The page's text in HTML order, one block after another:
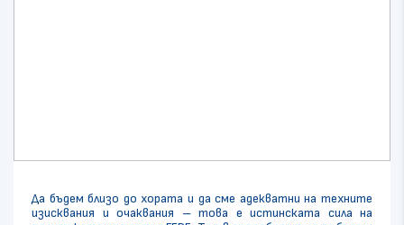
Да бъдем близо до хората и да сме адекватни на техните
изисквания и очаквания – това е истинската сила на